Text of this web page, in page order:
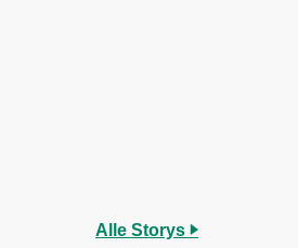
Alle Storys